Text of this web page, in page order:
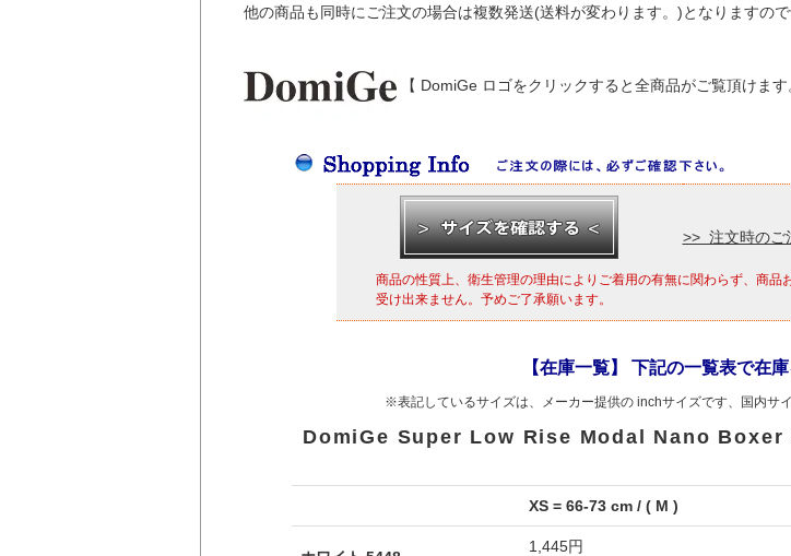
他の商品も同時にご注文の場合は複数発送(送料が変わります。)となりますので
【 DomiGe ロゴをクリックすると全商品がご覧頂けます
>> 注文時のご
商品の性質上、衛生管理の理由によりご着用の有無に関わらず、商
受け出来ません。予めご了承願います。
【在庫一覧】 下記の一覧表で在